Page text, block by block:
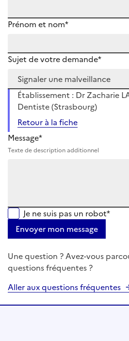
Prénom et nom*
Sujet de votre demande*
Établissement : Dr Zacharie
Dentiste (Strasbourg)
Retour à la fiche
Message*
Texte de description additionnel
Je ne suis pas un robot*
Envoyer mon message
Une question ? Avez-vous
questions fréquentes ?
Aller aux questions fréquentes